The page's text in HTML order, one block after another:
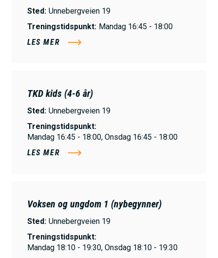
Sted: Unnebergveien 19
Treningstidspunkt: Mandag 16:45 - 18:00
LES MER
TKD kids (4-6 år)
Sted: Unnebergveien 19
Treningstidspunkt:
Mandag 16:45 - 18:00, Onsdag 16:45 - 18:00
LES MER
Voksen og ungdom 1 (nybegynner)
Sted: Unnebergveien 19
Treningstidspunkt:
Mandag 18:10 - 19:30, Onsdag 18:10 - 19:30